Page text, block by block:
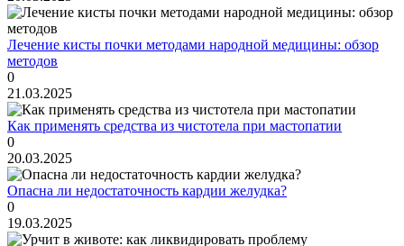
Лечение кисты почки методами народной медицины: обзор
методов
0
21.03.2025
Как применять средства из чистотела при мастопатии
0
20.03.2025
Опасна ли недостаточность кардии желудка?
0
19.03.2025